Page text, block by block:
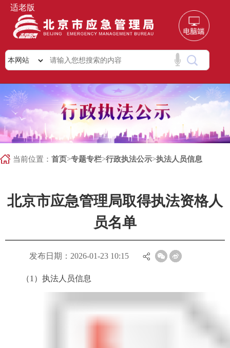
适老版
当前位置： 首页>专题专栏>行政执法公示>执法人员信息
北京市应急管理局取得执法资格人
员名单
发布日期：2026-01-23 10:15
（1）执法人员信息